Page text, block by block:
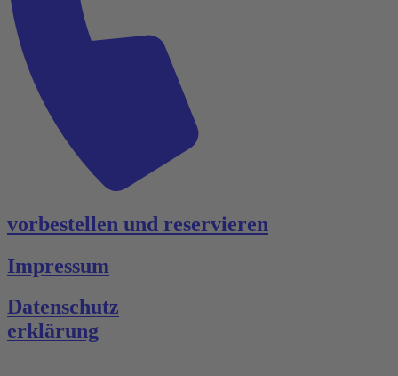
vorbestellen und reservieren
Impressum
Datenschutz
erklärung